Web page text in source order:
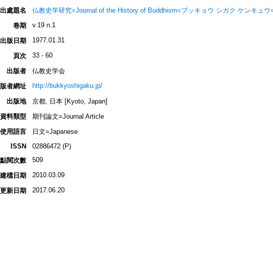
出處題名
仏教史学研究=Journal of the History of Buddhism=ブッキョウ シガク ケンキュ
卷期
v.19 n.1
出版日期 1977.01.31
頁次 33 - 60
出版者
仏教史学会
者網址
http://bukkyoshigaku.jp/
出版地
京都, 日本 [Kyoto, Japan]
資料類型
期刊論文=Journal Article
使用語言
日文=Japanese
ISSN
02886472 (P)
點閱次數
509
建檔日期 2010.03.09
更新日期 2017.06.20